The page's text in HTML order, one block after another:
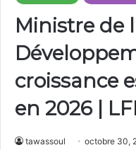
Ministre de
croissance
en 2026 |
tawassoul octobre 30,